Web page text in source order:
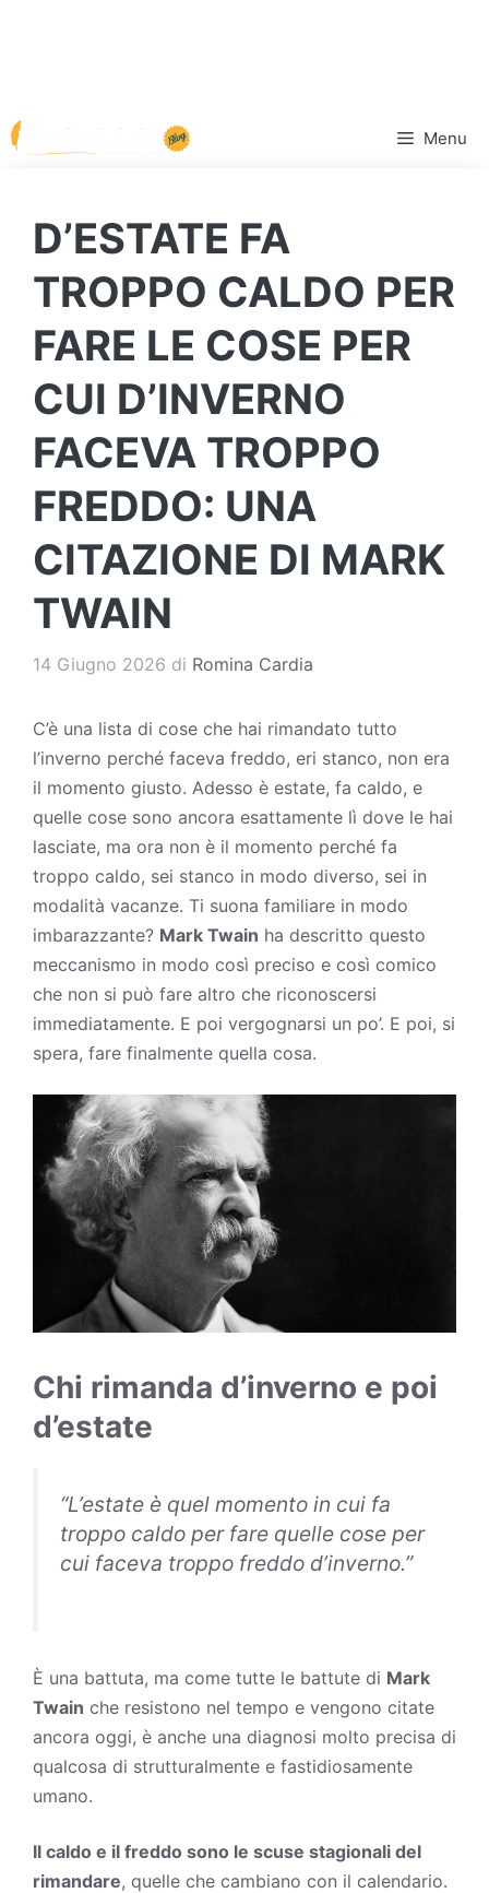
Vai
al
Menu
D’ESTATE FA
TROPPO CALDO PER
FARE LE COSE PER
CUI D’INVERNO
FACEVA TROPPO
FREDDO: UNA
CITAZIONE DI MARK
TWAIN
14 Giugno 2026 di Romina Cardia
C’è una lista di cose che hai rimandato tutto
l’inverno perché faceva freddo, eri stanco, non era
il momento giusto. Adesso è estate, fa caldo, e
quelle cose sono ancora esattamente lì dove le hai
lasciate, ma ora non è il momento perché fa
troppo caldo, sei stanco in modo diverso, sei in
modalità vacanze. Ti suona familiare in modo
imbarazzante? Mark Twain ha descritto questo
meccanismo in modo così preciso e così comico
che non si può fare altro che riconoscersi
immediatamente. E poi vergognarsi un po’. E poi, si
spera, fare finalmente quella cosa.
Chi rimanda d’inverno e poi
d’estate
“L’estate è quel momento in cui fa
troppo caldo per fare quelle cose per
cui faceva troppo freddo d’inverno.”
È una battuta, ma come tutte le battute di Mark
Twain che resistono nel tempo e vengono citate
ancora oggi, è anche una diagnosi molto precisa di
qualcosa di strutturalmente e fastidiosamente
umano.
Il caldo e il freddo sono le scuse stagionali del
rimandare, quelle che cambiano con il calendario.